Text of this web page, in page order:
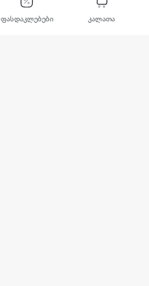
ფასდაკლებები კალათა